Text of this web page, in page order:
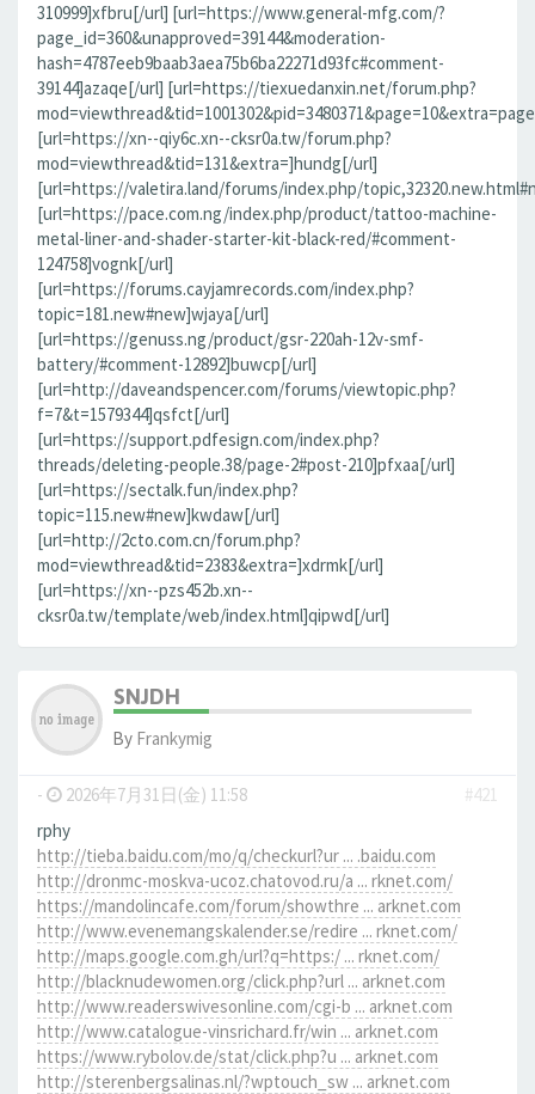
310999]xfbru[/url] [url=https://www.general-mfg.com/?
page_id=360&unapproved=39144&moderation-
hash=4787eeb9baab3aea75b6ba22271d93fc#comment-
39144]azaqe[/url] [url=https://tiexuedanxin.net/forum.php?
[url=https://xn--qiy6c.xn--cksr0a.tw/forum.php?
mod=viewthread&tid=131&extra=]hundg[/url]
[url=https://valetira.land/forums/index.php/
[url=https://pace.com.ng/index.php/product/tattoo-machine-
metal-liner-and-shader-starter-kit-black-red/#comment-
124758]vognk[/url]
[url=https://forums.cayjamrecords.com/index.php?
topic=181.new#new]wjaya[/url]
[url=https://genuss.ng/product/gsr-220ah-12v-smf-
battery/#comment-12892]buwcp[/url]
[url=http://daveandspencer.com/forums/viewtopic.php?
f=7&t=1579344]qsfct[/url]
[url=https://support.pdfesign.com/index.php?
threads/deleting-people.38/page-2#post-210]pfxaa[/url]
[url=https://sectalk.fun/index.php?
topic=115.new#new]kwdaw[/url]
[url=http://2cto.com.cn/forum.php?
mod=viewthread&tid=2383&extra=]xdrmk[/url]
[url=https://xn--pzs452b.xn--
cksr0a.tw/template/web/index.html]qipwd[/url]
SNJDH
By Frankymig
- 2026年7月31日(金) 11:58
#421
rphy
http://tieba.baidu.com/mo/q/checkurl?ur ... .baidu.com
http://dronmc-moskva-ucoz.chatovod.ru/a ... rknet.com/
https://mandolincafe.com/forum/showthre ... arknet.com
http://www.evenemangskalender.se/redire ... rknet.com/
http://maps.google.com.gh/url?q=https:/ ... rknet.com/
http://blacknudewomen.org/click.php?url ... arknet.com
http://www.readerswivesonline.com/cgi-b ... arknet.com
http://www.catalogue-vinsrichard.fr/win ... arknet.com
https://www.rybolov.de/stat/click.php?u ... arknet.com
http://sterenbergsalinas.nl/?wptouch_sw ... arknet.com